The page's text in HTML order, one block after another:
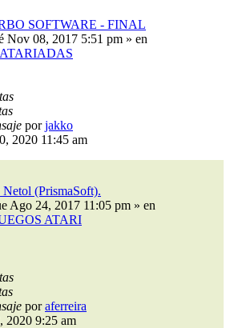
SOFTWARE - FINAL
Nov 08, 2017 5:51 pm » en
porjakko
2020 11:45 am
(PrismaSoft).
Ago 24, 2017 11:05 pm » en
ATARI
poraferreira
2020 9:25 am